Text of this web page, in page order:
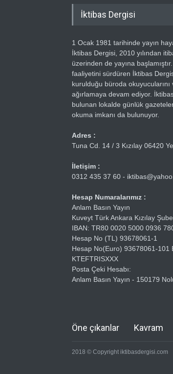
İktibas Dergisi
1 Ocak 1981 tarihinde yayın
İktibas Dergisi, 2010 yılından
üzerinden de yayına
faaliyetini sürdüren İktibas
kurulduğu büroda okuyucularını
ağırlamaya devam ediyor.
bulunan lokalde günlük
okuma imkanı da bulunuyor.
Adres :
Tuna Cd. 14 / 3 Kızılay 06420
İletişim :
0312 435 37 60 -
Hesap Numaralarımız :
Anlam Basın Yayın
Kuveyt Türk Ankara Kızılay
IBAN: TR80 0020 5000 0936
Hesap No (TL) 93678061-1
Hesap No(Euro) 93678061-101
KTEFTRISXXX
Posta Çeki Hesabı:
Anlam Basın Yayın - 150179
Öne çıkanlar Kavram
2018 © Copyright iktibasdergisi.com